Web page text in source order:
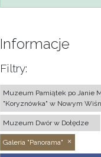
Informacje
Filtry:
Muzeum Pamiątek po Janie
"Koryznówka" w Nowym
Muzeum Dwór w Dołędze
Galeria "Panorama"